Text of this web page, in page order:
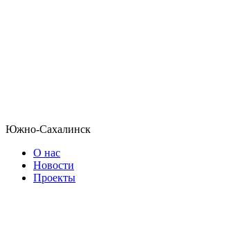
Южно-Сахалинск
О нас
Новости
Проекты